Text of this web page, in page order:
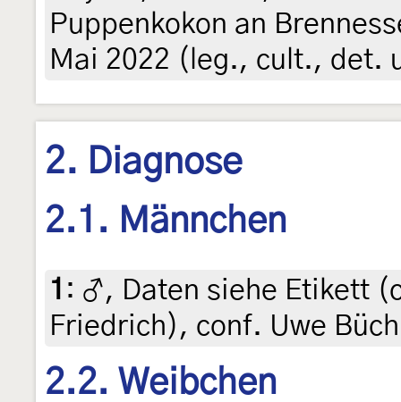
Puppenkokon an
Mai 2022 (leg., cult., det.
2. Diagnose
2.1. Männchen
1 : ♂, Daten siehe Etikett
Friedrich), conf. Uwe
2.2. Weibchen